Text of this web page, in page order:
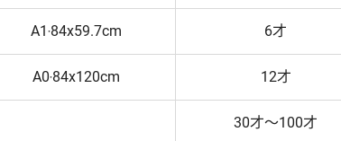
A1‧84x59.7cm 6才
A0‧84x120cm 12才
30才～100才